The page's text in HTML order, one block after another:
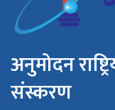
अनुमोदन
संस्करण